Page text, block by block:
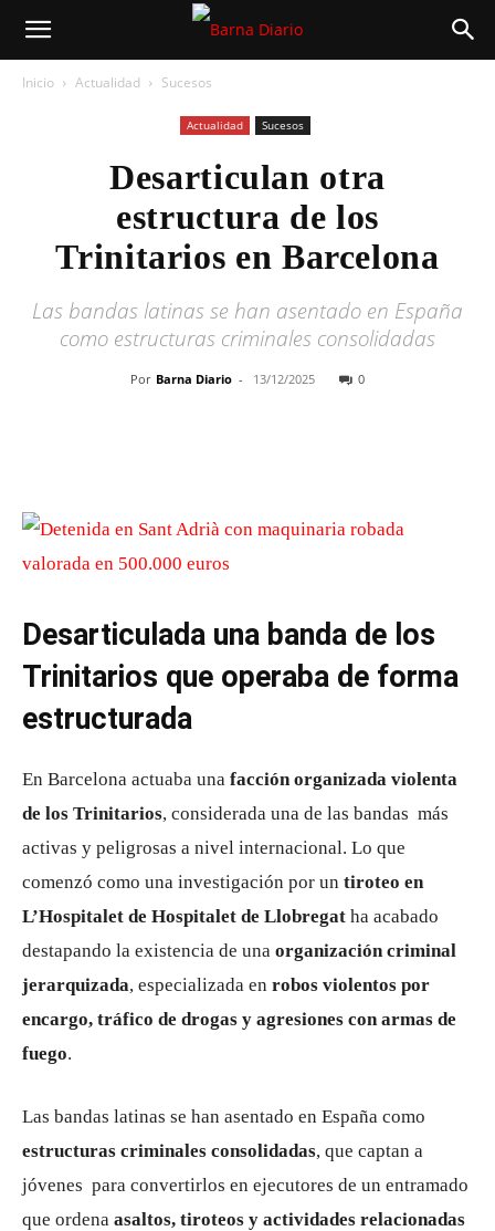
Inicio Actualidad Sucesos
Actualidad Sucesos
Desarticulan otra
estructura de los
Trinitarios en Barcelona
Las bandas latinas se han asentado en España
como estructuras criminales consolidadas
Por Barna Diario - 13/12/2025 0
Desarticulada una banda de los
Trinitarios que operaba de forma
estructurada
En Barcelona actuaba una facción organizada violenta
de los Trinitarios, considerada una de las bandas más
activas y peligrosas a nivel internacional. Lo que
comenzó como una investigación por un tiroteo en
L’Hospitalet de Hospitalet de Llobregat ha acabado
destapando la existencia de una organización criminal
jerarquizada, especializada en robos violentos por
encargo, tráfico de drogas y agresiones con armas de
fuego.
Las bandas latinas se han asentado en España como
estructuras criminales consolidadas, que captan a
jóvenes para convertirlos en ejecutores de un entramado
que ordena asaltos, tiroteos y actividades relacionadas